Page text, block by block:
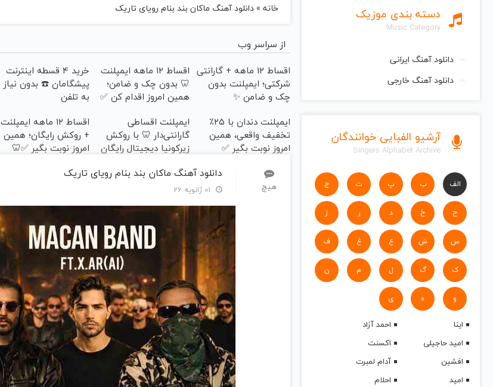
دسته بندی موزیک
Music Category
دانلود آهنگ ایرانی
دانلود آهنگ خارجی
آرشیو الفبایی خوانندگان
Singers Alphabet Archive
الف ب پ ت ج
ح خ د ر ز
س ش ع غ ف
ک گ ل م ن
و ه ی
اینا
احمد آزاد
امید حاجیلی
اکسنت
افشین
آدام لمبرت
امید
احلام
خانه »دانلود آهنگ ماکان بند بنام رویای تاریک
از سراسر وب
اقساط 12 ماهه + گارانتی
شرکتی؛ ایمپلنت بدون
چک و ضامن ✨
اقساط ۱۲ ماهه ایمپلنت
🦷 بدون چک و ضامن؛
همین امروز اقدام کن ✅
خرید 4 قسطه اینترنت
پیشگامان ☎️ بدون نیاز
به تلفن
ایمپلنت دندان با ۲۵٪
تخفیف واقعی، همین
امروز نوبت بگیر ✅
ایمپلنت اقساطی
گارانتی‌دار 🦷 با روکش
زیرکونیا دیجیتال رایگان
اقساط ۱۲ ماهه ایمپلنت
+ روکش رایگان؛ همین
امروز نوبت بگیر ✅🦷
هیچ
دانلود آهنگ ماکان بند بنام رویای تاریک